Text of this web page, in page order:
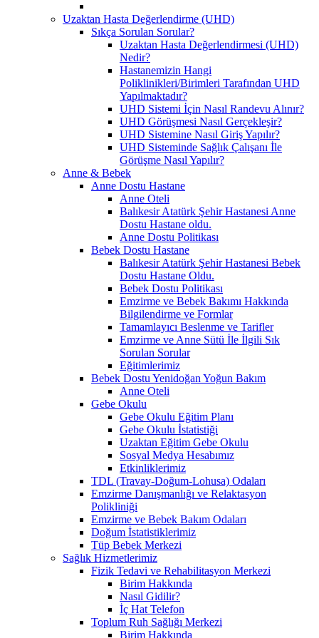
Uzaktan Hasta Değerlendirme (UHD)
Sıkça Sorulan Sorular?
Uzaktan Hasta Değerlendirmesi (UHD)
Nedir?
Hastanemizin Hangi
Poliklinikleri/Birimleri Tarafından UHD
Yapılmaktadır?
UHD Sistemi İçin Nasıl Randevu Alınır?
UHD Görüşmesi Nasıl Gerçekleşir?
UHD Sistemine Nasıl Giriş Yapılır?
UHD Sisteminde Sağlık Çalışanı İle
Görüşme Nasıl Yapılır?
Anne & Bebek
Anne Dostu Hastane
Anne Oteli
Balıkesir Atatürk Şehir Hastanesi Anne
Dostu Hastane oldu.
Anne Dostu Politikası
Bebek Dostu Hastane
Balıkesir Atatürk Şehir Hastanesi Bebek
Dostu Hastane Oldu.
Bebek Dostu Politikası
Emzirme ve Bebek Bakımı Hakkında
Bilgilendirme ve Formlar
Tamamlayıcı Beslenme ve Tarifler
Emzirme ve Anne Sütü İle İlgili Sık
Sorulan Sorular
Eğitimlerimiz
Bebek Dostu Yenidoğan Yoğun Bakım
Anne Oteli
Gebe Okulu
Gebe Okulu Eğitim Planı
Gebe Okulu İstatistiği
Uzaktan Eğitim Gebe Okulu
Sosyal Medya Hesabımız
Etkinliklerimiz
TDL (Travay-Doğum-Lohusa) Odaları
Emzirme Danışmanlığı ve Relaktasyon
Polikliniği
Emzirme ve Bebek Bakım Odaları
Doğum İstatistiklerimiz
Tüp Bebek Merkezi
Sağlık Hizmetlerimiz
Fizik Tedavi ve Rehabilitasyon Merkezi
Birim Hakkında
Nasıl Gidilir?
İç Hat Telefon
Toplum Ruh Sağlığı Merkezi
Birim Hakkında